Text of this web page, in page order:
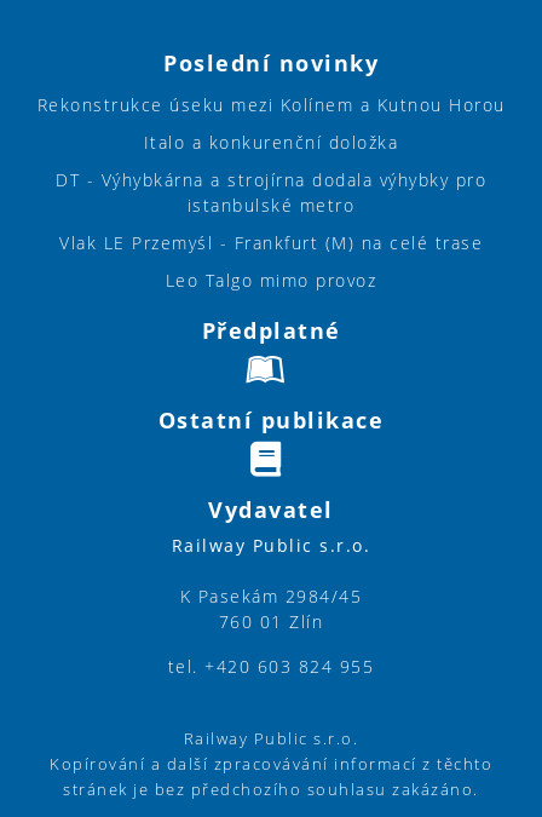
Poslední novinky
Rekonstrukce úseku mezi Kolínem a Kutnou Horou
Italo a konkurenční doložka
DT - Výhybkárna a strojírna dodala výhybky pro
istanbulské metro
Vlak LE Przemyśl - Frankfurt (M) na celé trase
Leo Talgo mimo provoz
Předplatné
Ostatní publikace
Vydavatel
Railway Public s.r.o.
K Pasekám 2984/45
760 01 Zlín
tel. +420 603 824 955
Railway Public s.r.o.
Kopírování a další zpracovávání informací z těchto
stránek je bez předchozího souhlasu zakázáno.